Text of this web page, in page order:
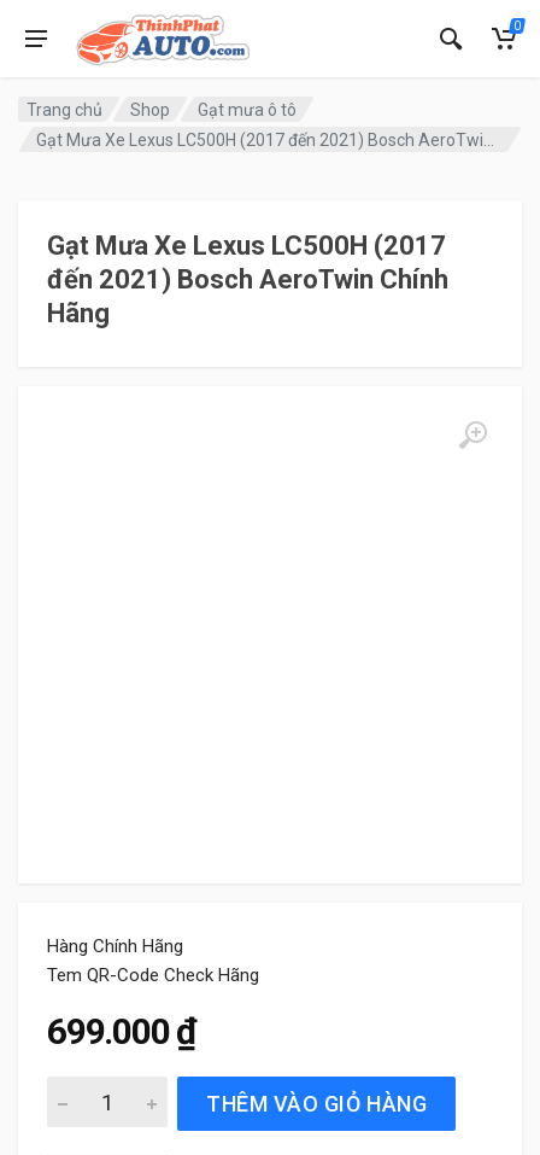
0
Trang chủ Shop
Gạt mưa ô tô
Gạt Mưa Xe Lexus LC500H (2017
đến 2021) Bosch AeroTwin Chính
Hãng
Hàng Chính Hãng
Tem QR-Code Check Hãng
699.000₫
Gạt Mưa Xe Lexus LC500H (2017 đến 2021) Bosch
THÊM VÀO GIỎ HÀNG